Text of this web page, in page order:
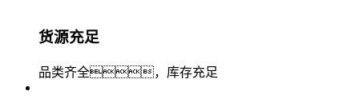
货源充足
品类齐全，库存充足